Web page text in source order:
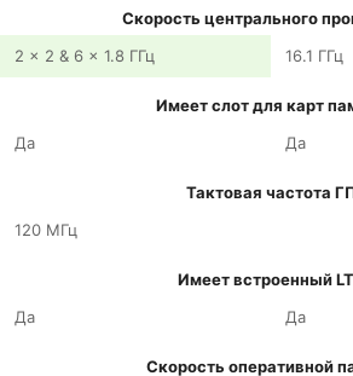
Скорость центрального
2 x 2 & 6 x 1.8 ГГц
16.1 ГГц
Имеет слот для карт
Да
Да
Тактовая частота
120 МГц
Имеет встроенный
Да
Да
Скорость оперативной